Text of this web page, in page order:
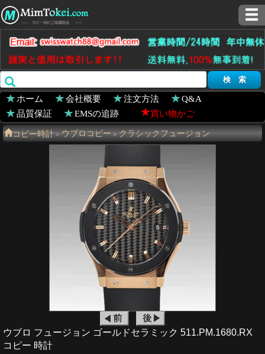
ホーム 会社概要 注文方法
Q&A
品質保証
EMSの追跡 買い物かご
コピー時計 > ウブロコピー > クラシックフュージョン
ウブロ フュージョン ゴールドセラミック 511.PM.1680.RX
コピー 時計